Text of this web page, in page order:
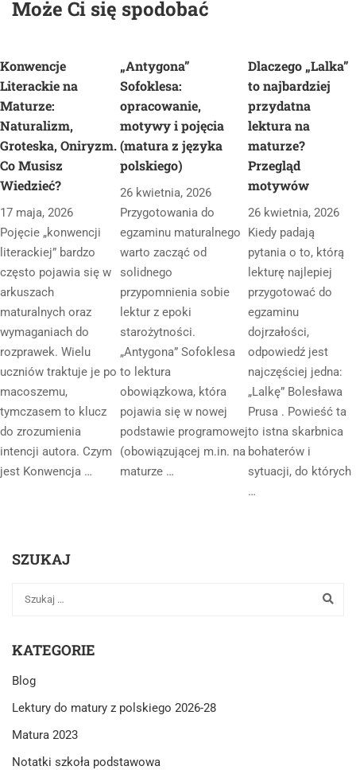
Może Ci się spodobać
Konwencje
Literackie na
Maturze:
Naturalizm,
Groteska, Oniryzm.
Co Musisz
Wiedzieć?
17 maja, 2026
Pojęcie „konwencji
literackiej” bardzo
często pojawia się w
arkuszach
maturalnych oraz
wymaganiach do
rozprawek. Wielu
uczniów traktuje je po
macoszemu,
tymczasem to klucz
do zrozumienia
intencji autora. Czym
jest Konwencja …
„Antygona”
Sofoklesa:
opracowanie,
motywy i pojęcia
(matura z języka
polskiego)
26 kwietnia, 2026
Przygotowania do
egzaminu maturalnego
warto zacząć od
solidnego
przypomnienia sobie
lektur z epoki
starożytności.
„Antygona” Sofoklesa
to lektura
obowiązkowa, która
pojawia się w nowej
podstawie programowej
(obowiązującej m.in. na
maturze …
Dlaczego „Lalka”
to najbardziej
przydatna
lektura na
maturze?
Przegląd
motywów
26 kwietnia, 2026
Kiedy padają
pytania o to, którą
lekturę najlepiej
przygotować do
egzaminu
dojrzałości,
odpowiedź jest
najczęściej jedna:
„Lalkę” Bolesława
Prusa . Powieść ta
to istna skarbnica
bohaterów i
sytuacji, do których
…
SZUKAJ
KATEGORIE
Blog
Lektury do matury z polskiego 2026-28
Matura 2023
Notatki szkoła podstawowa